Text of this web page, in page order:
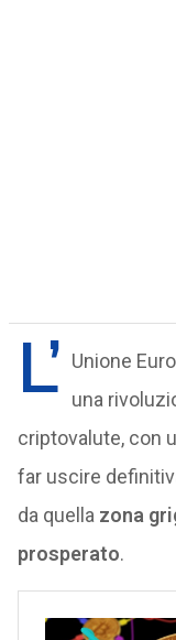
L’ Unione
una
criptovalute, con
far uscire
da quella zona
prosperato.